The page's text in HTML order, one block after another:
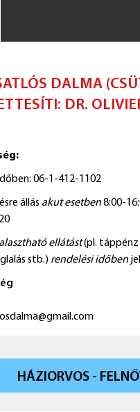
DALMA
DR.
06-1-412-1102
állás akut esetben8:00-
ellátást(pl. táppénz
stb.) rendelési időben
HÁZIORVOS -